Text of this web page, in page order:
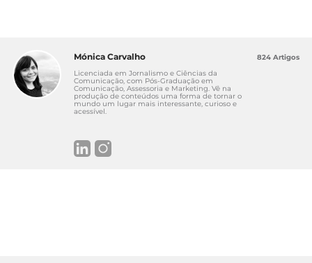
Mónica Carvalho
Licenciada em Jornalismo e Ciências da
Comunicação, com Pós-Graduação em
Comunicação, Assessoria e Marketing. Vê na
produção de conteúdos uma forma de tornar o
mundo um lugar mais interessante, curioso e
acessível.
824 Artigos